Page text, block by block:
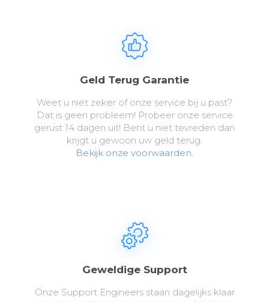
Geld Terug Garantie
Weet u niet zeker of onze service bij u past?
Dat is geen probleem! Probeer onze service
gerust 14 dagen uit! Bent u niet tevreden dan
krijgt u gewoon uw geld terug.
Bekijk onze voorwaarden.
Geweldige Support
Onze Support Engineers staan dagelijks klaar